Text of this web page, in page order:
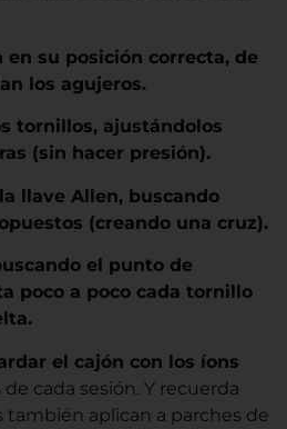
en su posición correcta, de
los agujeros.
tornillos, ajustándolos
(sin hacer presión).
llave Allen, buscando
(creando una cruz).
el punto de
poco a poco cada tornillo
el cajón con los íons
cada sesión. Y recuerda
también aplican a parches de